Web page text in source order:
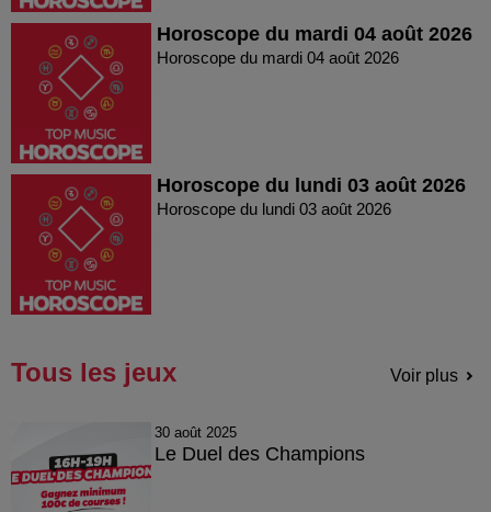
Horoscope du mardi 04 août 2026
Horoscope du mardi 04 août 2026
Horoscope du lundi 03 août 2026
Horoscope du lundi 03 août 2026
Tous les jeux Voir plus
30 août 2025
Le Duel des Champions